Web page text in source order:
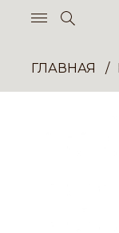
ГЛАВНАЯ